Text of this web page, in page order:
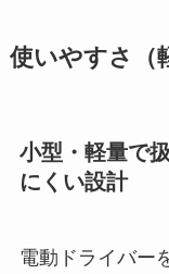
使いやすさ（
小型・軽量で
にくい設計
電動ドライバー